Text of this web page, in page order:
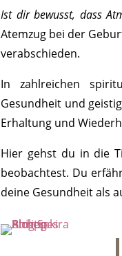
Ist dir bewusst, dass
Atemzug bei der
verabschieden.
In zahlreichen
Gesundheit und
Erhaltung und
Hier gehst du in die
beobachtest. Du
deine Gesundheit als